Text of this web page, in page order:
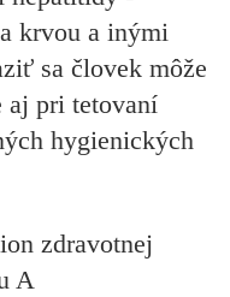
krvou a inými
sa človek môže
aj pri tetovaní
hygienických
zdravotnej
A